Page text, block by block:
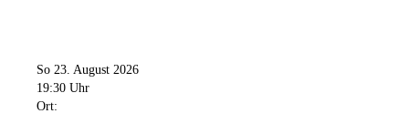
So 23. August 2026
19:30 Uhr
Ort: